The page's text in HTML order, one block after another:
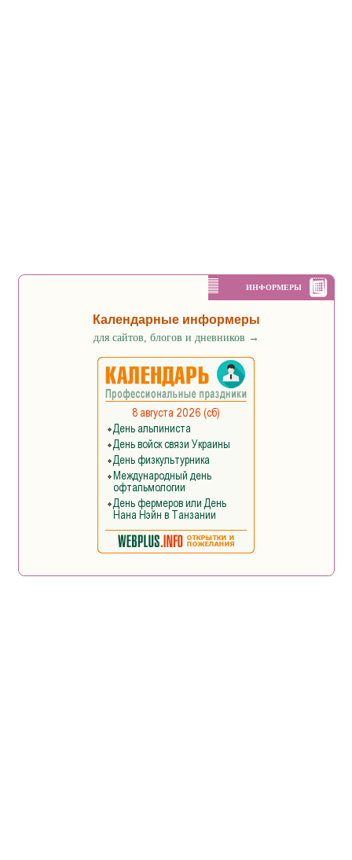
ИНФОРМЕРЫ
Календарные информеры
для сайтов, блогов и дневников →